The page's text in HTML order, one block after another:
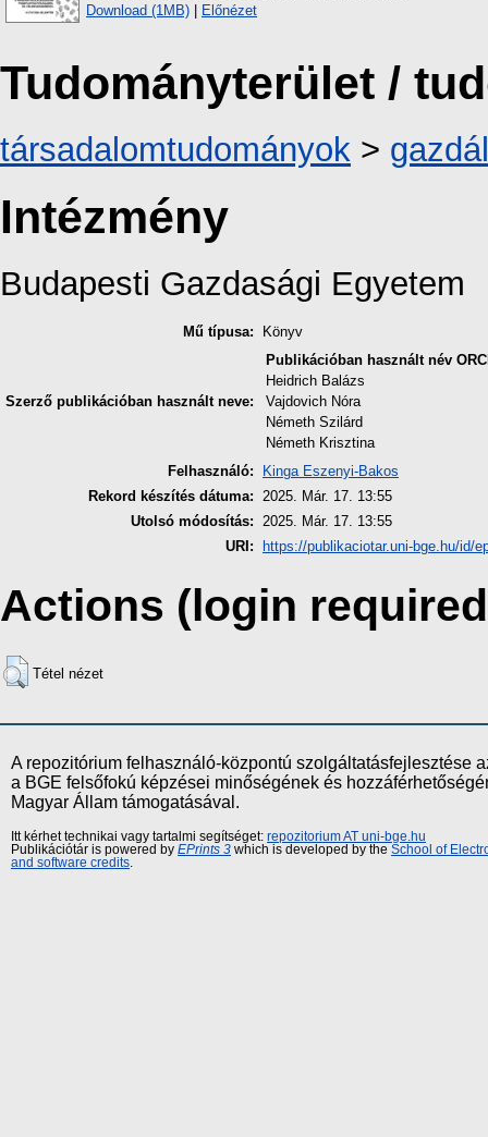
Download (1MB) | Előnézet
Tudományterület /
társadalomtudományok >
Intézmény
Budapesti Gazdasági Egyetem
Mű típusa: Könyv
Szerző publikációban használt neve:
Publikációban használt név
Heidrich Balázs
Vajdovich Nóra
Németh Szilárd
Németh Krisztina
Felhasználó:
Kinga Eszenyi-Bakos
Rekord készítés dátuma:
2025. Már. 17. 13:55
Utolsó módosítás:
2025. Már. 17. 13:55
URI:
https://publikaciotar.uni-bge.hu/id/
Actions (login
Tétel nézet
A repozitórium felhasználó-központú szolgáltatásfejlesztése
a BGE felsőfokú képzései minőségének és
Magyar Állam támogatásával.
Itt kérhet technikai vagy tartalmi segítséget: repozitorium AT uni-bge.hu
Publikációtár is powered by EPrints 3 which is developed by the School of
and software credits